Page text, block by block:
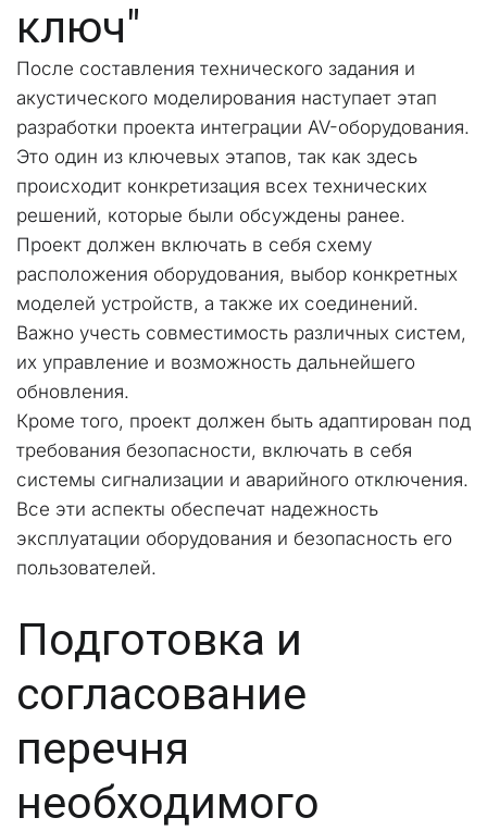
ключ"
После составления технического задания и
акустического моделирования наступает этап
разработки проекта интеграции AV-оборудования.
Это один из ключевых этапов, так как здесь
происходит конкретизация всех технических
решений, которые были обсуждены ранее.
Проект должен включать в себя схему
расположения оборудования, выбор конкретных
моделей устройств, а также их соединений.
Важно учесть совместимость различных систем,
их управление и возможность дальнейшего
обновления.
Кроме того, проект должен быть адаптирован под
требования безопасности, включать в себя
Все эти аспекты обеспечат надежность
эксплуатации оборудования и безопасность его
пользователей.
Подготовка и
согласование
перечня
необходимого